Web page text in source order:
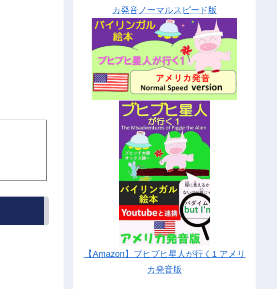
カ発音ノーマルスピード版
【Amazon】ブヒブヒ星人が行く1 アメリ
カ発音版